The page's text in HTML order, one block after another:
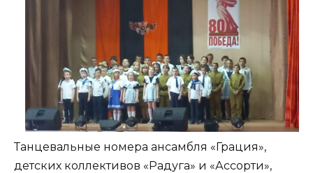
Танцевальные номера ансамбля «Грация»,
детских коллективов «Радуга» и «Ассорти»,